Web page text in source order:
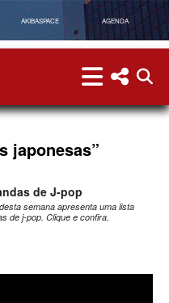
AKIBASPACE AGENDA
menu menu
japonesas”
de J-pop
semana apresenta uma lista
de j-pop. Clique e confira.